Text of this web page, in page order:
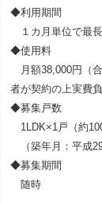
◆利用期間
１カ月単位で最
◆使用料
月額38,000円（
者が契約の上実費負
◆募集戸数
1LDK×1戸（約
（築年月：平成
◆募集期間
随時